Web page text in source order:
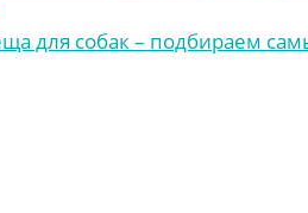
для собак – подбираем